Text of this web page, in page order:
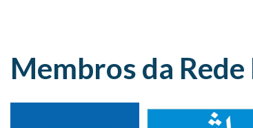
Membros da Rede